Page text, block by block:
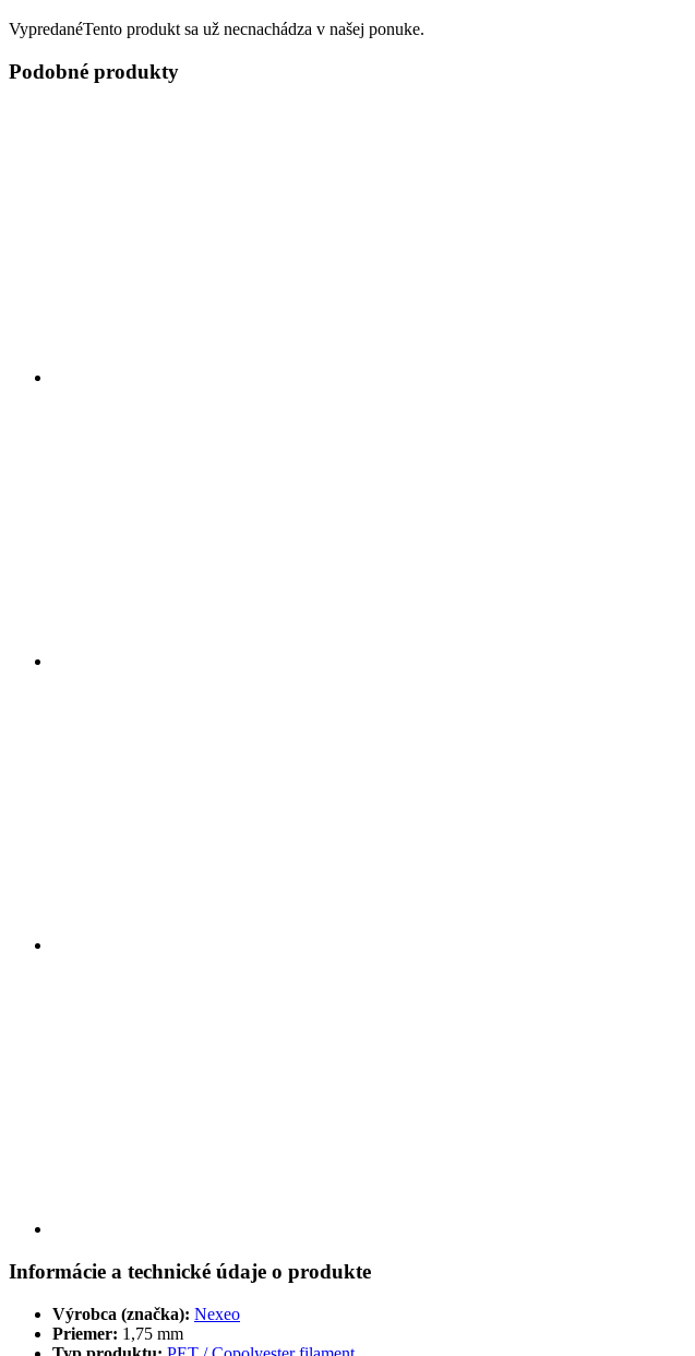
VypredanéTento produkt sa už necnachádza v našej ponuke.
Podobné produkty
Informácie a technické údaje o produkte
Výrobca (značka): Nexeo
Priemer: 1,75 mm